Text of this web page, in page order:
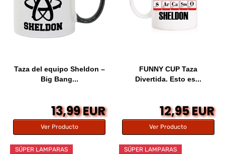
Taza del equipo Sheldon –
Big Bang...
13,99 EUR
Ver Producto
FUNNY CUP Taza
Divertida. Esto es...
12,95 EUR
Ver Producto
SÚPER LAMPARAS SÚPER LAMPARAS